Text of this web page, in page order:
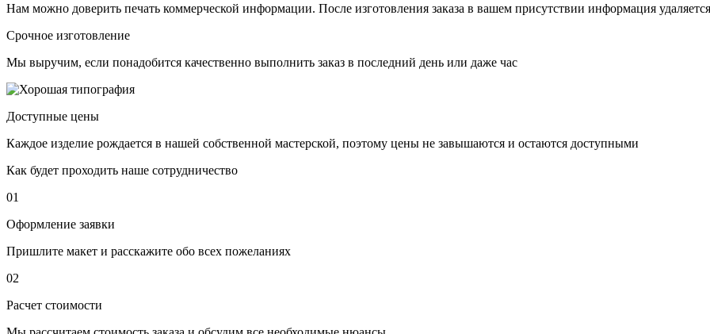
Нам можно доверить печать коммерческой информации. После изготовления заказа в вашем присутствии информация удаляется
Срочное изготовление
Мы выручим, если понадобится качественно выполнить заказ в последний день или даже час
Доступные цены
Каждое изделие рождается в нашей собственной мастерской, поэтому цены не завышаются и остаются доступными
Как будет проходить наше сотрудничество
01
Оформление заявки
Пришлите макет и расскажите обо всех пожеланиях
02
Расчет стоимости